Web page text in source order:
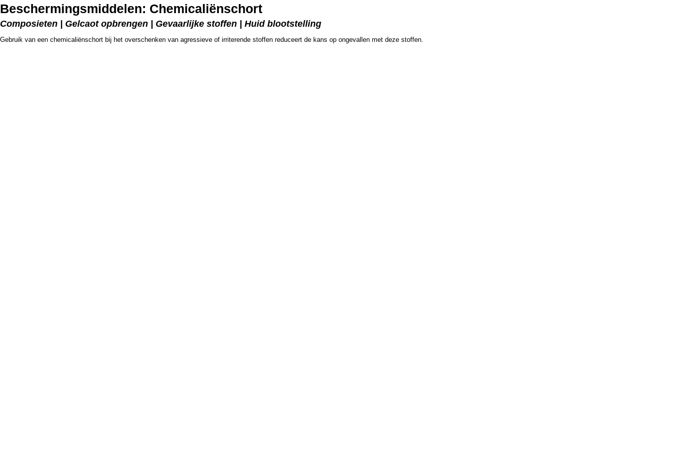
Beschermingsmiddelen: Chemicaliënschort
Composieten | Gelcaot opbrengen | Gevaarlijke stoffen | Huid blootstelling
Gebruik van een chemicaliënschort bij het overschenken van agressieve of irriterende stoffen reduceert de kans op ongevallen met deze stoffen.